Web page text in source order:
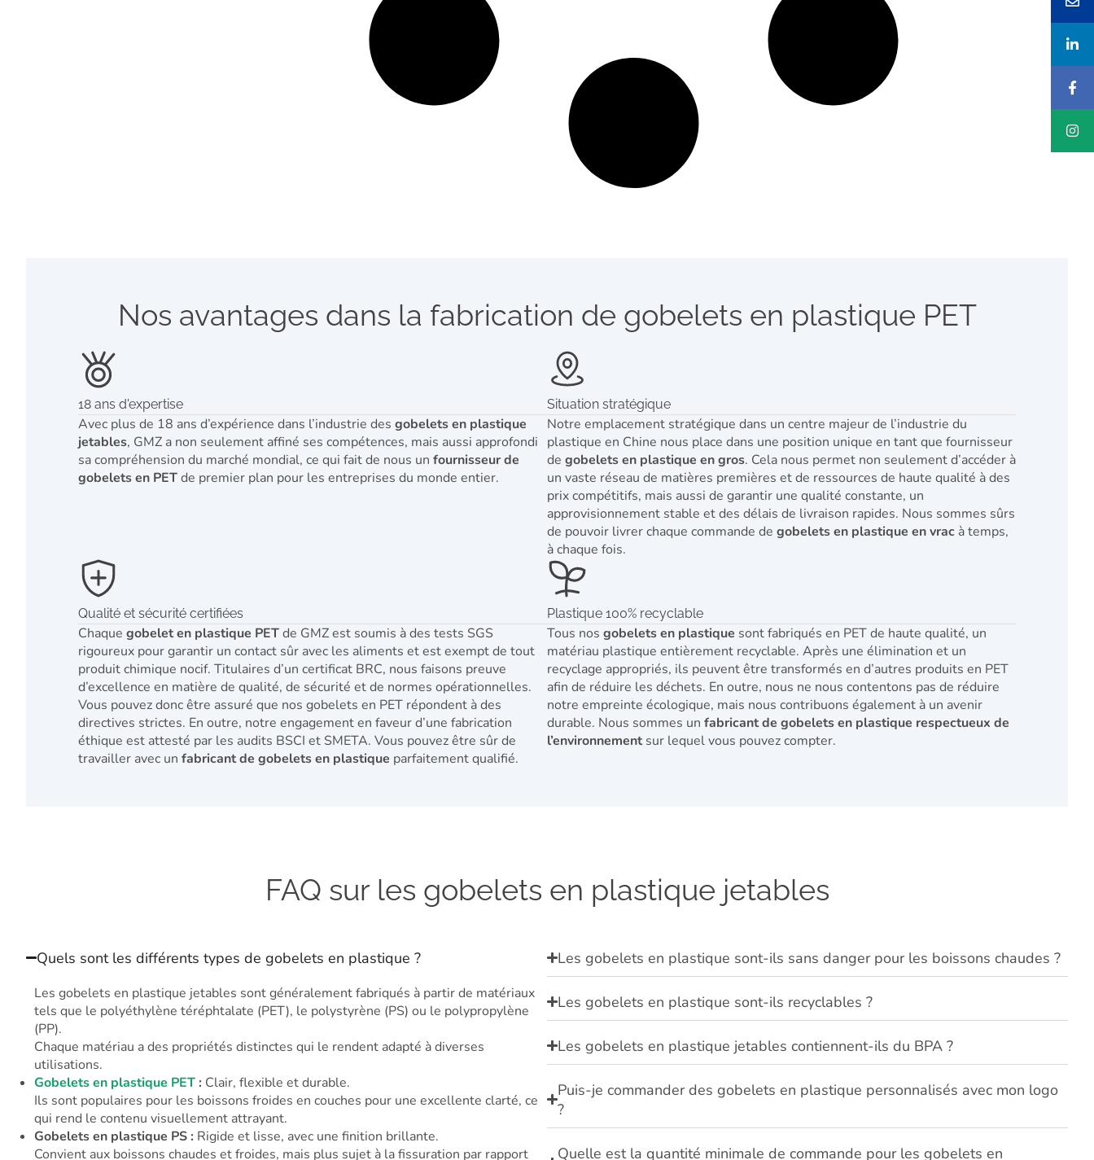
Nos avantages dans la fabrication de gobelets en plastique PET
18 ans d'expertise
Avec plus de 18 ans d’expérience dans l’industrie des gobelets en plastique
jetables, GMZ a non seulement affiné ses compétences, mais aussi approfondi
sa compréhension du marché mondial, ce qui fait de nous un fournisseur de
gobelets en PETde premier plan pour les entreprises du monde entier.
Situation stratégique
Notre emplacement stratégique dans un centre majeur de l’industrie du
plastique en Chine nous place dans une position unique en tant que fournisseur
de gobelets en plastique en gros. Cela nous permet non seulement d’accéder à
un vaste réseau de matières premières et de ressources de haute qualité à des
prix compétitifs, mais aussi de garantir une qualité constante, un
approvisionnement stable et des délais de livraison rapides. Nous sommes sûrs
de pouvoir livrer chaque commande de gobelets en plastique en vrac à temps,
à chaque fois.
Qualité et sécurité certifiées
Chaque gobelet en plastique PETde GMZ est soumis à des tests SGS
rigoureux pour garantir un contact sûr avec les aliments et est exempt de tout
produit chimique nocif. Titulaires d’un certificat BRC, nous faisons preuve
d’excellence en matière de qualité, de sécurité et de normes opérationnelles.
Vous pouvez donc être assuré que nos gobelets en PET répondent à des
directives strictes. En outre, notre engagement en faveur d’une fabrication
éthique est attesté par les audits BSCI et SMETA. Vous pouvez être sûr de
travailler avec un fabricant de gobelets en plastique parfaitement qualifié.
Plastique 100% recyclable
Tous nos gobelets en plastique sont fabriqués en PET de haute qualité, un
matériau plastique entièrement recyclable. Après une élimination et un
recyclage appropriés, ils peuvent être transformés en d’autres produits en PET
afin de réduire les déchets. En outre, nous ne nous contentons pas de réduire
notre empreinte écologique, mais nous contribuons également à un avenir
durable. Nous sommes un fabricant de gobelets en plastique respectueux de
l’environnement sur lequel vous pouvez compter.
FAQ sur les gobelets en plastique jetables
Quels sont les différents types de gobelets en plastique ?
Les gobelets en plastique jetables sont généralement fabriqués à partir de matériaux
tels que le polyéthylène téréphtalate (PET), le polystyrène (PS) ou le polypropylène
(PP).
Chaque matériau a des propriétés distinctes qui le rendent adapté à diverses
utilisations.
Gobelets en plastique PET: Clair, flexible et durable.
Ils sont populaires pour les boissons froides en couches pour une excellente clarté, ce
qui rend le contenu visuellement attrayant.
Gobelets en plastique PS : Rigide et lisse, avec une finition brillante.
Convient aux boissons chaudes et froides, mais plus sujet à la fissuration par rapport
Les gobelets en plastique sont-ils sans danger pour les boissons chaudes ?
Les gobelets en plastique sont-ils recyclables ?
Les gobelets en plastique jetables contiennent-ils du BPA ?
Puis-je commander des gobelets en plastique personnalisés avec mon logo
?
Quelle est la quantité minimale de commande pour les gobelets en